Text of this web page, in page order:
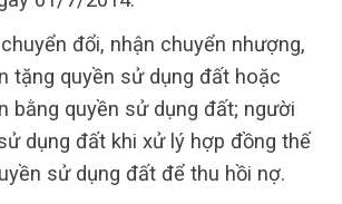
đổi, nhận chuyển nhượng,
tặng quyền sử dụng đất hoặc
bằng quyền sử dụng đất; người
dụng đất khi xử lý hợp đồng thế
sử dụng đất để thu hồi nợ.